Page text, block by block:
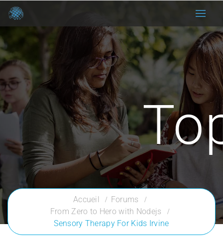
Accueil
Forums
From Zero to Hero with Nodejs
Sensory Therapy For Kids Irvine